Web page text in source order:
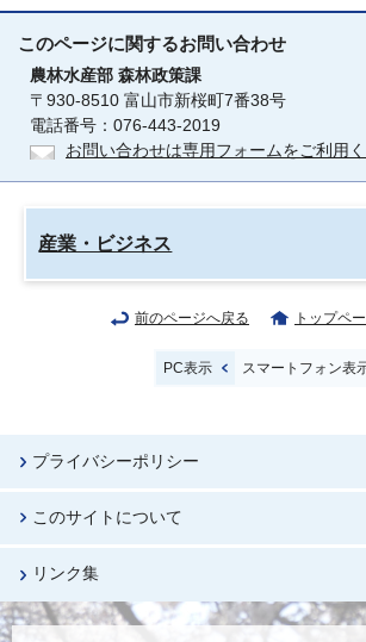
このページに関するお問い合わせ
農林水産部 森林政策課
〒930-8510 富山市新桜町7番38号
電話番号：076-443-2019
お問い合わせは専用フォームをご利用く
産業・ビジネス
前のページへ戻る トップペ
PC表示 スマートフォン表
プライバシーポリシー
このサイトについて
リンク集